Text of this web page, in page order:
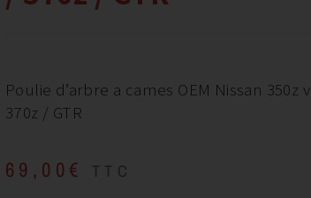
Poulie d’arbre a cames OEM Nissan 350z
370z / GTR
69,00 € TTC